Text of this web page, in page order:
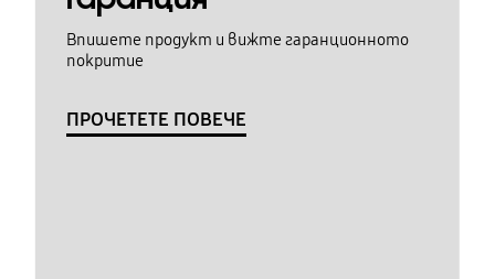
Впишете продукт и вижте гаранционното
покритие
ПРОЧЕТЕТЕ ПОВЕЧЕ